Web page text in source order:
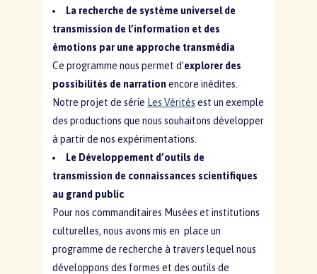
La recherche de système universel de
transmission de l’information et des
émotions par une approche transmédia
Ce programme nous permet d’explorer des
possibilités de narrationencore inédites.
Notre projet de série Les Vérités est un exemple
des productions que nous souhaitons développer
à partir de nos expérimentations.
Le Développement d’outils de
transmission de connaissances scientifiques
au grand public
Pour nos commanditaires Musées et institutions
culturelles, nous avons mis en place un
programme de recherche à travers lequel nous
développons des formes et des outils de